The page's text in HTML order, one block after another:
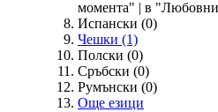
момента" | в
Испански (0)
Чешки (1)
Полски (0)
Сръбски (0)
Румънски (0)
Още езици